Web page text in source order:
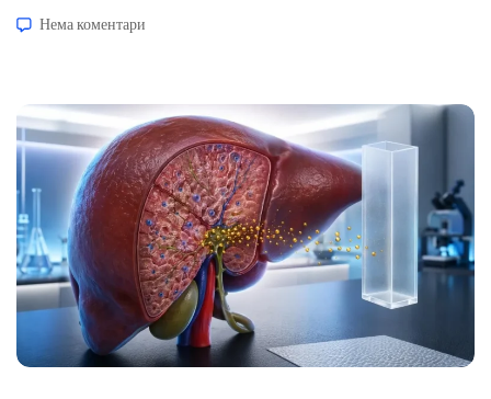
резистентност, лек, или наследено ракување со
Нема коментари